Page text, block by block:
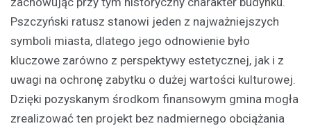
Pszczyński ratusz stanowi jeden z najważniejszych
symboli miasta, dlatego jego odnowienie było
kluczowe zarówno z perspektywy estetycznej, jak i z
uwagi na ochronę zabytku o dużej wartości kulturowej.
Dzięki pozyskanym środkom finansowym gmina mogła
zrealizować ten projekt bez nadmiernego obciążania